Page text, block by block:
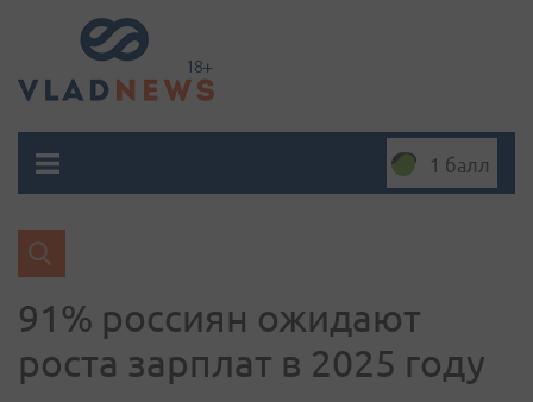
1 балл
91% россиян ожидают
роста зарплат в 2025 году